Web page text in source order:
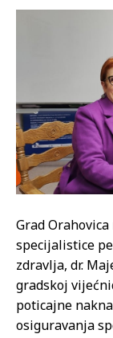
Grad
specijalistice
zdravlja, dr.
gradskoj
poticajne
osiguravanja